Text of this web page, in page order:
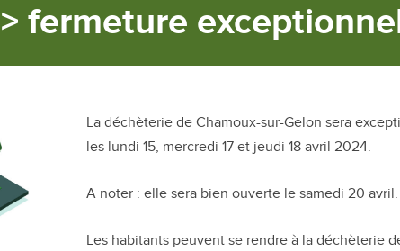
fermeture
La déchèterie de Chamoux-sur-Gelon sera
les lundi 15, mercredi 17 et jeudi 18 avril 2024.
A noter : elle sera bien ouverte le samedi 20 avril.
Les habitants peuvent se rendre à la déchèterie